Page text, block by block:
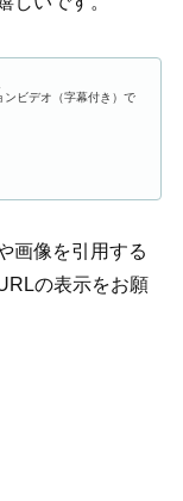
ンビデオ（字幕付き）で
画像を引用する
の表示をお願